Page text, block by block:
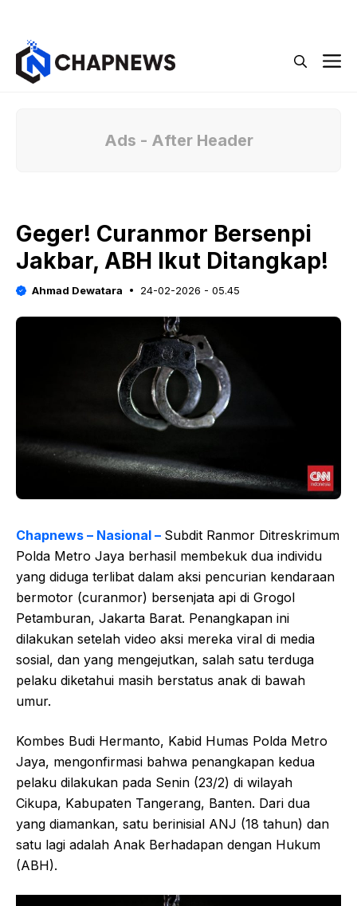
Ads - After Header
Geger! Curanmor Bersenpi
Jakbar, ABH Ikut Ditangkap!
Ahmad Dewatara 24-02-2026 - 05.45
Chapnews – Nasional – Subdit Ranmor Ditreskrimum
Polda Metro Jaya berhasil membekuk dua individu
yang diduga terlibat dalam aksi pencurian kendaraan
bermotor (curanmor) bersenjata api di Grogol
Petamburan, Jakarta Barat. Penangkapan ini
dilakukan setelah video aksi mereka viral di media
sosial, dan yang mengejutkan, salah satu terduga
pelaku diketahui masih berstatus anak di bawah
umur.
Kombes Budi Hermanto, Kabid Humas Polda Metro
Jaya, mengonfirmasi bahwa penangkapan kedua
pelaku dilakukan pada Senin (23/2) di wilayah
Cikupa, Kabupaten Tangerang, Banten. Dari dua
yang diamankan, satu berinisial ANJ (18 tahun) dan
satu lagi adalah Anak Berhadapan dengan Hukum
(ABH).